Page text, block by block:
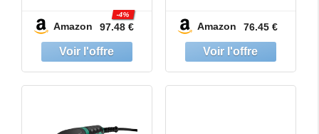
(Produit seul) -
MAKITA
DBO480Z
Amazon 97.48 €
-4%
Amazon 76.45 €